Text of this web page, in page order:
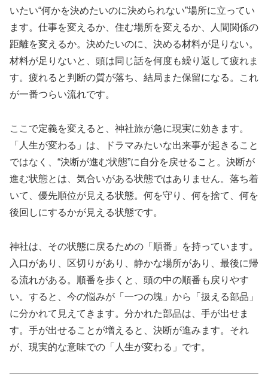
いたい“何かを決めたいのに決められない”場所に立ってい
ます。仕事を変えるか、住む場所を変えるか、人間関係の
距離を変えるか。決めたいのに、決める材料が足りない。
材料が足りないと、頭は同じ話を何度も繰り返して疲れま
す。疲れると判断の質が落ち、結局また保留になる。これ
が一番つらい流れです。
ここで定義を変えると、神社旅が急に現実に効きます。
「人生が変わる」は、ドラマみたいな出来事が起きること
ではなく、“決断が進む状態”に自分を戻せること。決断が
進む状態とは、気合いがある状態ではありません。落ち着
いて、優先順位が見える状態。何を守り、何を捨て、何を
後回しにするかが見える状態です。
神社は、その状態に戻るための「順番」を持っています。
入口があり、区切りがあり、静かな場所があり、最後に帰
る流れがある。順番を歩くと、頭の中の順番も戻りやす
い。すると、今の悩みが「一つの塊」から「扱える部品」
に分かれて見えてきます。分かれた部品は、手が出せま
す。手が出せることが増えると、決断が進みます。それ
が、現実的な意味での「人生が変わる」です。